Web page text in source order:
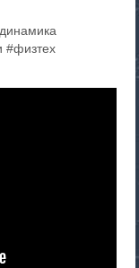
#физтех